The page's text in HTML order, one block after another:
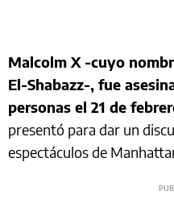
Malcolm X -cuyo
El-Shabazz-, fue
personas el 21 de
presentó para dar un
espectáculos de